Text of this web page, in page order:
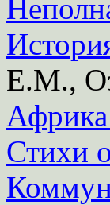
Е.М.,
Стихи